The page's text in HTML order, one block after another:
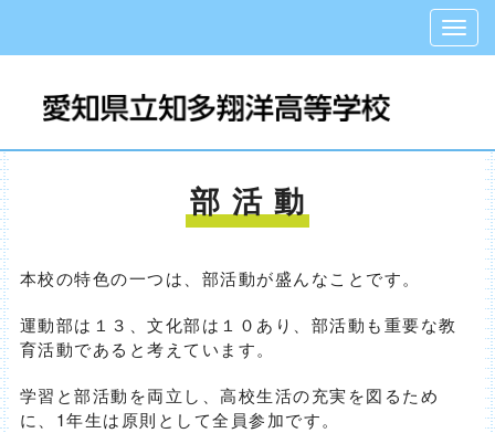
部 活 動
本校の特色の一つは、部活動が盛んなことです。
運動部は１３、文化部は１０あり、部活動も重要な教
育活動であると考えています。
学習と部活動を両立し、高校生活の充実を図るため
に、1年生は原則として全員参加です。